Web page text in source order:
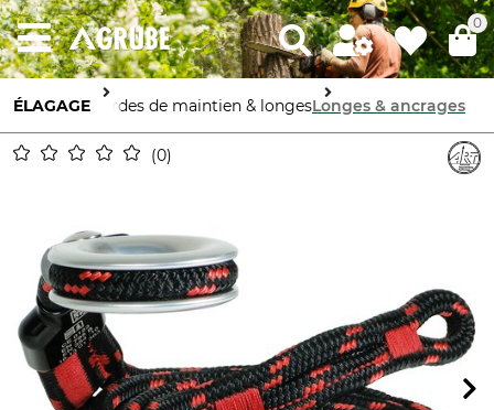
0
ÉLAGAGE Cordes de maintien & longesLonges & ancrages
0